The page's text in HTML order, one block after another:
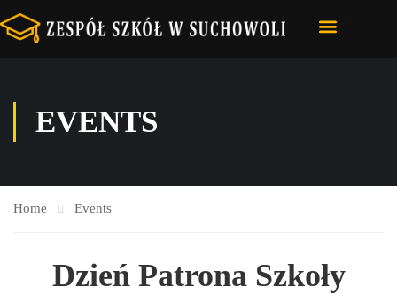
EVENTS
Home Events
Dzień Patrona Szkoły